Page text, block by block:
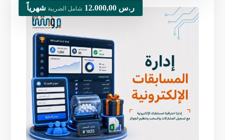
ر.س شامل الضريبة شهرياً